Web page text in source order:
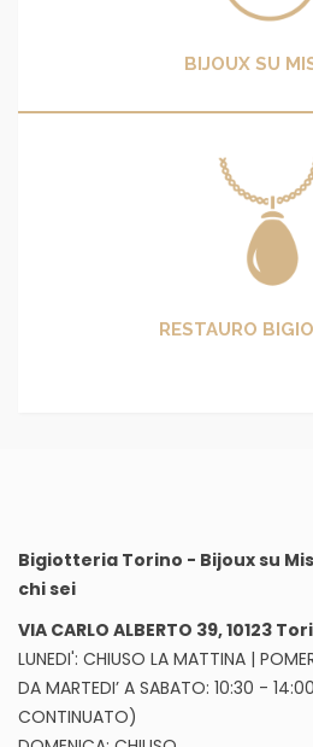
BIJOUX SU
RESTAURO
Bigiotteria Torino - Bijoux su
chi sei
VIA CARLO ALBERTO 39, 10123
LUNEDI': CHIUSO LA MATTINA |
DA MARTEDI’ A SABATO: 10:30 -
CONTINUATO)